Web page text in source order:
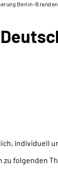
Berlin-
individuell
folgenden